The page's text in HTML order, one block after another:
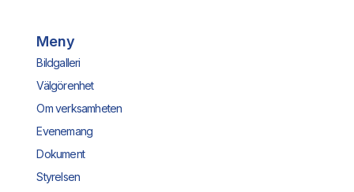
Meny
Bildgalleri
Välgörenhet
Om verksamheten
Evenemang
Dokument
Styrelsen